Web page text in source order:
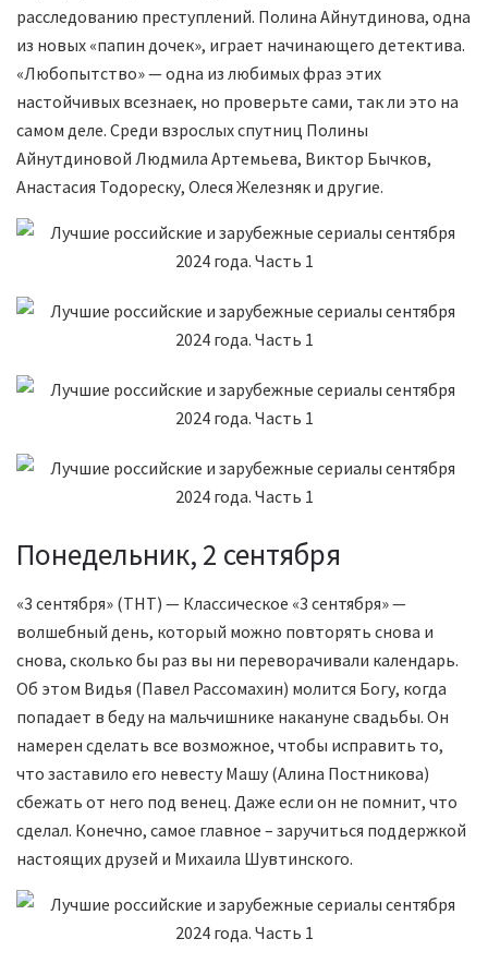
расследованию преступлений. Полина Айнутдинова, одна
из новых «папин дочек», играет начинающего детектива.
«Любопытство» — одна из любимых фраз этих
настойчивых всезнаек, но проверьте сами, так ли это на
самом деле. Среди взрослых спутниц Полины
Айнутдиновой Людмила Артемьева, Виктор Бычков,
Анастасия Тодореску, Олеся Железняк и другие.
Понедельник, 2 сентября
«3 сентября» (ТНТ) — Классическое «3 сентября» —
волшебный день, который можно повторять снова и
снова, сколько бы раз вы ни переворачивали календарь.
Об этом Видья (Павел Рассомахин) молится Богу, когда
попадает в беду на мальчишнике накануне свадьбы. Он
намерен сделать все возможное, чтобы исправить то,
что заставило его невесту Машу (Алина Постникова)
сбежать от него под венец. Даже если он не помнит, что
сделал. Конечно, самое главное – заручиться поддержкой
настоящих друзей и Михаила Шувтинского.